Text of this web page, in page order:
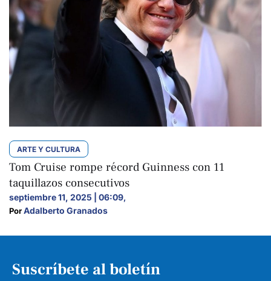
ARTE Y CULTURA
Tom Cruise rompe récord Guinness con 11
taquillazos consecutivos
septiembre 11, 2025 | 06:09,
Por Adalberto Granados
Suscríbete al boletín